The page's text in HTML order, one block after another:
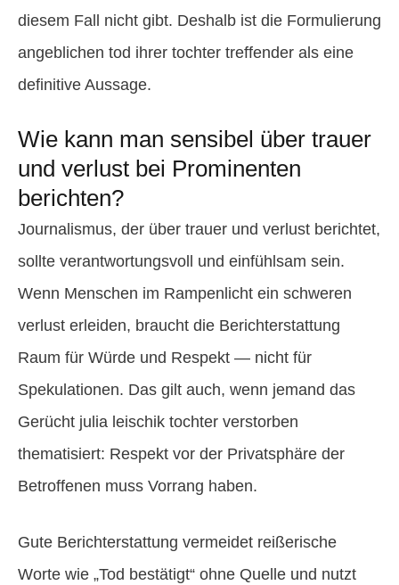
diesem Fall nicht gibt. Deshalb ist die Formulierung
angeblichen tod ihrer tochter treffender als eine
definitive Aussage.
Wie kann man sensibel über trauer
und verlust bei Prominenten
berichten?
Journalismus, der über trauer und verlust berichtet,
sollte verantwortungsvoll und einfühlsam sein.
Wenn Menschen im Rampenlicht ein schweren
verlust erleiden, braucht die Berichterstattung
Raum für Würde und Respekt — nicht für
Spekulationen. Das gilt auch, wenn jemand das
Gerücht julia leischik tochter verstorben
thematisiert: Respekt vor der Privatsphäre der
Betroffenen muss Vorrang haben.
Gute Berichterstattung vermeidet reißerische
Worte wie „Tod bestätigt“ ohne Quelle und nutzt